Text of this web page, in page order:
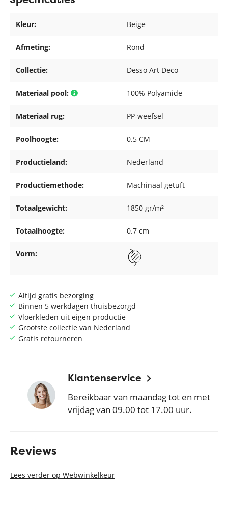
Altijd gratis bezorging
Binnen 5 werkdagen thuisbezorgd
Vloerkleden uit eigen productie
Grootste collectie van Nederland
Gratis retourneren
Klantenservice
Bereikbaar van maandag tot en met
vrijdag van 09.00 tot 17.00 uur.
Kleur: Beige
Afmeting: Rond
Collectie: Desso Art Deco
Materiaal pool: 100% Polyamide
Materiaal rug: PP-weefsel
Poolhoogte: 0.5 CM
Productieland: Nederland
Productiemethode: Machinaal getuft
Totaalgewicht: 1850 gr/m²
Totaalhoogte: 0.7 cm
Vorm:
Reviews
Lees verder op Webwinkelkeur